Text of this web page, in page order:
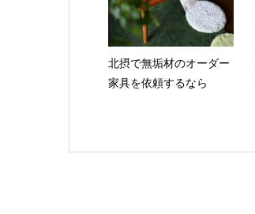
北摂で無垢材のオーダー
家具を依頼するなら